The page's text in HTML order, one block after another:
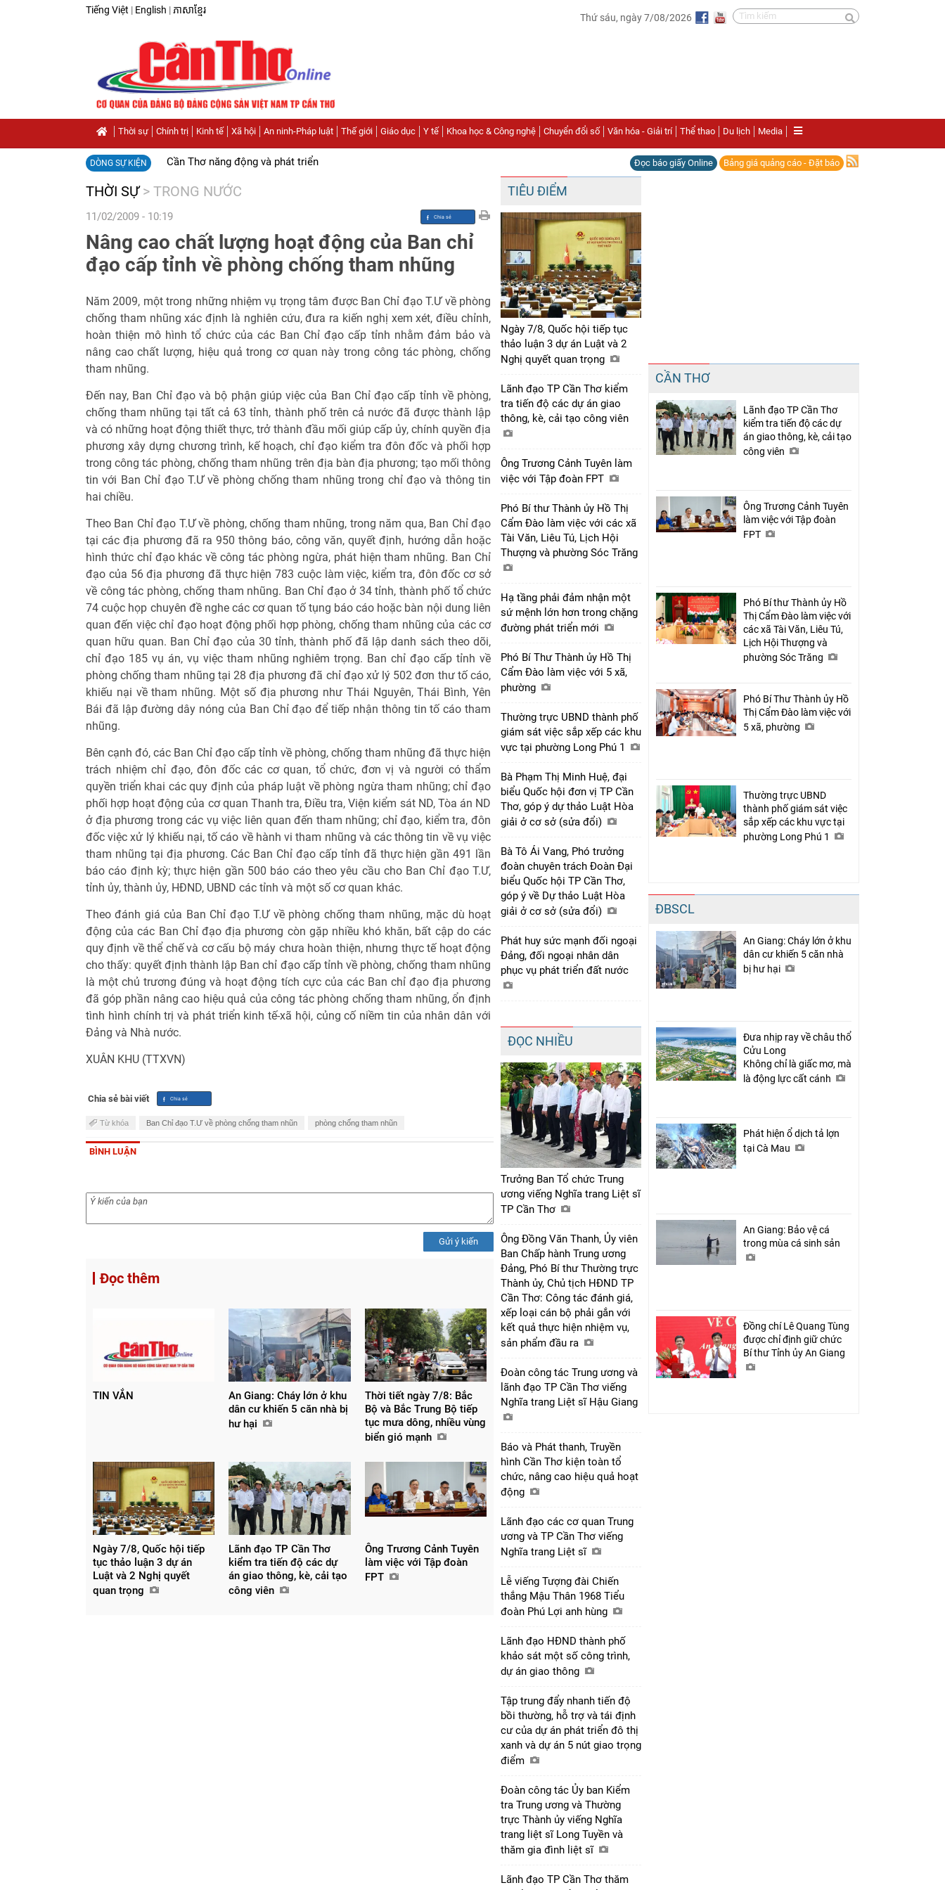
Tiếng Việt | English | ភាសាខ្មែរ
Thứ sáu, ngày 7/08/2026
Thời sự Chính trị Kinh tế Xã hội An ninh-Pháp luật Thế giới Giáo dục Y tế Khoa học & Công nghệ Chuyển đổi số Văn hóa - Giải trí Thể thao Du lịch Media
DÒNG SỰ KIỆN Cần Thơ năng động và phát triển Đọc báo giấy Online Bảng giá quảng cáo - Đặt báo
THỜI SỰ > TRONG NƯỚC
11/02/2009 - 10:19
Chia sẻ
Nâng cao chất lượng hoạt động của Ban chỉ
đạo cấp tỉnh về phòng chống tham nhũng
Năm 2009, một trong những nhiệm vụ trọng tâm được Ban Chỉ đạo T.Ư về phòng
chống tham nhũng xác định là nghiên cứu, đưa ra kiến nghị xem xét, điều chỉnh,
hoàn thiện mô hình tổ chức của các Ban Chỉ đạo cấp tỉnh nhằm đảm bảo và
nâng cao chất lượng, hiệu quả trong cơ quan này trong công tác phòng, chống
tham nhũng.
Đến nay, Ban Chỉ đạo và bộ phận giúp việc của Ban Chỉ đạo cấp tỉnh về phòng,
chống tham nhũng tại tất cả 63 tỉnh, thành phố trên cả nước đã được thành lập
và có những hoạt động thiết thực, trở thành đầu mối giúp cấp ủy, chính quyền địa
phương xây dựng chương trình, kế hoạch, chỉ đạo kiểm tra đôn đốc và phối hợp
trong công tác phòng, chống tham nhũng trên địa bàn địa phương; tạo mối thông
tin với Ban Chỉ đạo T.Ư về phòng chống tham nhũng trong chỉ đạo và thông tin
hai chiều.
Theo Ban Chỉ đạo T.Ư về phòng, chống tham nhũng, trong năm qua, Ban Chỉ đạo
tại các địa phương đã ra 950 thông báo, công văn, quyết định, hướng dẫn hoặc
hình thức chỉ đạo khác về công tác phòng ngừa, phát hiện tham nhũng. Ban Chỉ
đạo của 56 địa phương đã thực hiện 783 cuộc làm việc, kiểm tra, đôn đốc cơ sở
về công tác phòng, chống tham nhũng. Ban Chỉ đạo ở 34 tỉnh, thành phố tổ chức
74 cuộc họp chuyên đề nghe các cơ quan tố tụng báo cáo hoặc bàn nội dung liên
quan đến việc chỉ đạo hoạt động phối hợp phòng, chống tham nhũng của các cơ
quan hữu quan. Ban Chỉ đạo của 30 tỉnh, thành phố đã lập danh sách theo dõi,
chỉ đạo 185 vụ án, vụ việc tham nhũng nghiêm trọng. Ban chỉ đạo cấp tỉnh về
phòng chống tham nhũng tại 28 địa phương đã chỉ đạo xử lý 502 đơn thư tố cáo,
khiếu nại về tham nhũng. Một số địa phương như Thái Nguyên, Thái Bình, Yên
Bái đã lập đường dây nóng của Ban Chỉ đạo để tiếp nhận thông tin tố cáo tham
nhũng.
Bên cạnh đó, các Ban Chỉ đạo cấp tỉnh về phòng, chống tham nhũng đã thực hiện
trách nhiệm chỉ đạo, đôn đốc các cơ quan, tổ chức, đơn vị và người có thẩm
quyền triển khai các quy định của pháp luật về phòng ngừa tham nhũng; chỉ đạo
phối hợp hoạt động của cơ quan Thanh tra, Điều tra, Viện kiểm sát ND, Tòa án ND
ở địa phương trong các vụ việc liên quan đến tham nhũng; chỉ đạo, kiểm tra, đôn
đốc việc xử lý khiếu nại, tố cáo về hành vi tham nhũng và các thông tin về vụ việc
tham nhũng tại địa phương. Các Ban Chỉ đạo cấp tỉnh đã thực hiện gần 491 lần
báo cáo định kỳ; thực hiện gần 500 báo cáo theo yêu cầu cho Ban Chỉ đạo T.Ư,
tỉnh ủy, thành ủy, HĐND, UBND các tỉnh và một số cơ quan khác.
Theo đánh giá của Ban Chỉ đạo T.Ư về phòng chống tham nhũng, mặc dù hoạt
động của các Ban Chỉ đạo địa phương còn gặp nhiều khó khăn, bất cập do các
quy định về thể chế và cơ cấu bộ máy chưa hoàn thiện, nhưng thực tế hoạt động
cho thấy: quyết định thành lập Ban chỉ đạo cấp tỉnh về phòng, chống tham nhũng
là một chủ trương đúng và hoạt động tích cực của các Ban chỉ đạo địa phương
đã góp phần nâng cao hiệu quả của công tác phòng chống tham nhũng, ổn định
tình hình chính trị và phát triển kinh tế-xã hội, củng cố niềm tin của nhân dân với
Đảng và Nhà nước.
XUÂN KHU (TTXVN)
Chia sẻ bài viết
Từ khóa Ban Chỉ đạo T.Ư về phòng chống tham nhũn phòng chống tham nhũn
BÌNH LUẬN
Gửi ý kiến
Đọc thêm
TIN VẮN
An Giang: Cháy lớn ở khu
dân cư khiến 5 căn nhà bị
hư hại
Thời tiết ngày 7/8: Bắc
Bộ và Bắc Trung Bộ tiếp
tục mưa dông, nhiều vùng
biển gió mạnh
Ngày 7/8, Quốc hội tiếp
tục thảo luận 3 dự án
Luật và 2 Nghị quyết
quan trọng
Lãnh đạo TP Cần Thơ
kiểm tra tiến độ các dự
án giao thông, kè, cải tạo
công viên
Ông Trương Cảnh Tuyên
làm việc với Tập đoàn
FPT
TIÊU ĐIỂM
Ngày 7/8, Quốc hội tiếp tục
thảo luận 3 dự án Luật và 2
Nghị quyết quan trọng
Lãnh đạo TP Cần Thơ kiểm
tra tiến độ các dự án giao
thông, kè, cải tạo công viên
Ông Trương Cảnh Tuyên làm
việc với Tập đoàn FPT
Phó Bí thư Thành ủy Hồ Thị
Cẩm Đào làm việc với các xã
Tài Văn, Liêu Tú, Lịch Hội
Thượng và phường Sóc Trăng
Hạ tầng phải đảm nhận một
sứ mệnh lớn hơn trong chặng
đường phát triển mới
Phó Bí Thư Thành ủy Hồ Thị
Cẩm Đào làm việc với 5 xã,
phường
Thường trực UBND thành phố
giám sát việc sắp xếp các khu
vực tại phường Long Phú 1
Bà Phạm Thị Minh Huệ, đại
biểu Quốc hội đơn vị TP Cần
Thơ, góp ý dự thảo Luật Hòa
giải ở cơ sở (sửa đổi)
Bà Tô Ái Vang, Phó trưởng
đoàn chuyên trách Đoàn Đại
biểu Quốc hội TP Cần Thơ,
góp ý về Dự thảo Luật Hòa
giải ở cơ sở (sửa đổi)
Phát huy sức mạnh đối ngoại
Đảng, đối ngoại nhân dân
phục vụ phát triển đất nước
ĐỌC NHIỀU
Trưởng Ban Tổ chức Trung
ương viếng Nghĩa trang Liệt sĩ
TP Cần Thơ
Ông Đồng Văn Thanh, Ủy viên
Ban Chấp hành Trung ương
Đảng, Phó Bí thư Thường trực
Thành ủy, Chủ tịch HĐND TP
Cần Thơ: Công tác đánh giá,
xếp loại cán bộ phải gắn với
kết quả thực hiện nhiệm vụ,
sản phẩm đầu ra
Đoàn công tác Trung ương và
lãnh đạo TP Cần Thơ viếng
Nghĩa trang Liệt sĩ Hậu Giang
Báo và Phát thanh, Truyền
hình Cần Thơ kiện toàn tổ
chức, nâng cao hiệu quả hoạt
động
Lãnh đạo các cơ quan Trung
ương và TP Cần Thơ viếng
Nghĩa trang Liệt sĩ
Lễ viếng Tượng đài Chiến
thắng Mậu Thân 1968 Tiểu
đoàn Phú Lợi anh hùng
Lãnh đạo HĐND thành phố
khảo sát một số công trình,
dự án giao thông
Tập trung đẩy nhanh tiến độ
bồi thường, hỗ trợ và tái định
cư của dự án phát triển đô thị
xanh và dự án 5 nút giao trọng
điểm
Đoàn công tác Ủy ban Kiểm
tra Trung ương và Thường
trực Thành ủy viếng Nghĩa
trang liệt sĩ Long Tuyền và
thăm gia đình liệt sĩ
Lãnh đạo TP Cần Thơ thăm
CẦN THƠ
Lãnh đạo TP Cần Thơ
kiểm tra tiến độ các dự
án giao thông, kè, cải tạo
công viên
Ông Trương Cảnh Tuyên
làm việc với Tập đoàn
FPT
Phó Bí thư Thành ủy Hồ
Thị Cẩm Đào làm việc với
các xã Tài Văn, Liêu Tú,
Lịch Hội Thượng và
phường Sóc Trăng
Phó Bí Thư Thành ủy Hồ
Thị Cẩm Đào làm việc với
5 xã, phường
Thường trực UBND
thành phố giám sát việc
sắp xếp các khu vực tại
phường Long Phú 1
ĐBSCL
An Giang: Cháy lớn ở khu
dân cư khiến 5 căn nhà
bị hư hại
Đưa nhịp ray về châu thổ
Cửu Long
Không chỉ là giấc mơ, mà
là động lực cất cánh
Phát hiện ổ dịch tả lợn
tại Cà Mau
An Giang: Bảo vệ cá
trong mùa cá sinh sản
Đồng chí Lê Quang Tùng
được chỉ định giữ chức
Bí thư Tỉnh ủy An Giang